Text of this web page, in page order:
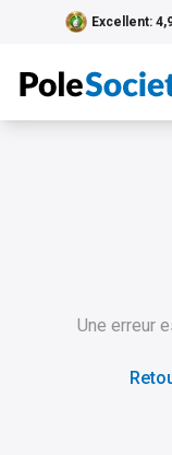
Excellent:
Une erreur